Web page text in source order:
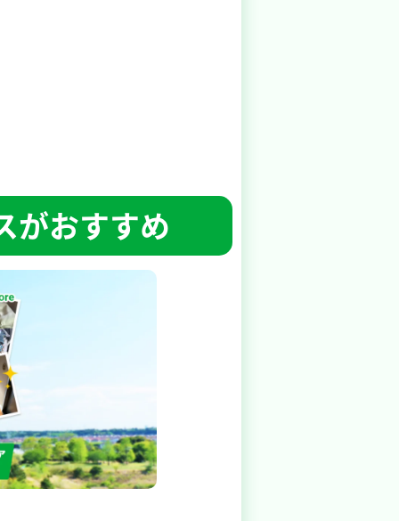
がおすすめ